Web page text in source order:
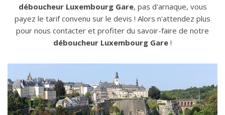
déboucheur Luxembourg Gare, pas d'arnaque, vous
payez le tarif convenu sur le devis ! Alors n'attendez plus
pour nous contacter et profiter du savoir-faire de notre
déboucheur Luxembourg Gare !